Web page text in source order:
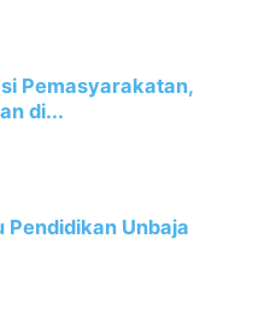
Pemasyarakatan,
di...
Pendidikan Unbaja